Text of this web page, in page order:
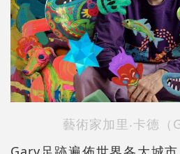
藝術家加里‧卡德（